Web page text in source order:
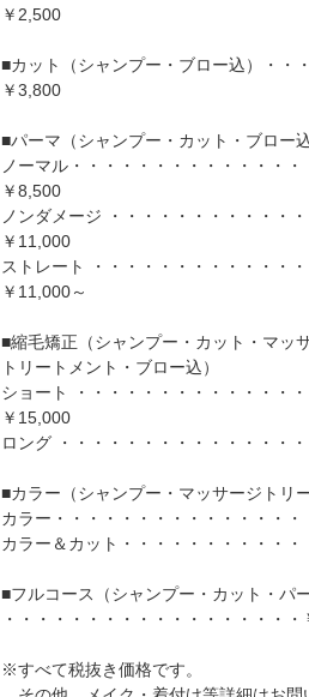
￥2,500
■カット（シャンプー・ブロー込）・・・
￥3,800
■パーマ（シャンプー・カット・ブロー込
ノーマル・・・・・・・・・・・・・・
￥8,500
ノンダメージ ・・・・・・・・・・・・
￥11,000
ストレート ・・・・・・・・・・・・・
￥11,000～
■縮毛矯正（シャンプー・カット・マッ
トリートメント・ブロー込）
ショート ・・・・・・・・・・・・・・
￥15,000
ロング ・・・・・・・・・・・・・・
■カラー（シャンプー・マッサージトリ
カラー・・・・・・・・・・・・・・・
カラー＆カット・・・・・・・・・・・
■フルコース（シャンプー・カット・パ
・・・・・・・・・・・・・・・・・・
※すべて税抜き価格です。